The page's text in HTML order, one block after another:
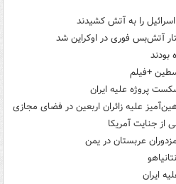
را به آتش کشیدند
آتش‌بس فوری در اوکراین شد
+فیلم
پروژه علیه ایران
علیه زائران اربعین در فضای مجازی
از جنایت آمریکا
عربستان در یمن
ایران